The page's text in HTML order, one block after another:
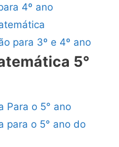
4º ano
para 3º e 4º ano
5°
Para o 5° ano
para o 5° ano do